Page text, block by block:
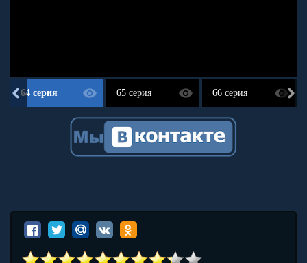
64 серия 65 серия 66 серия